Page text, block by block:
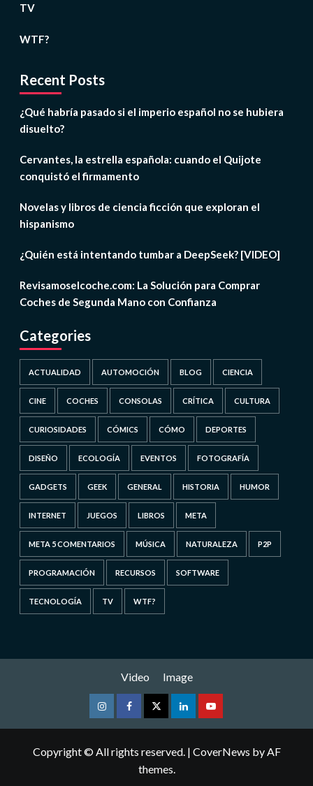
TV
WTF?
Recent Posts
¿Qué habría pasado si el imperio español no se hubiera
disuelto?
Cervantes, la estrella española: cuando el Quijote
conquistó el firmamento
Novelas y libros de ciencia ficción que exploran el
hispanismo
¿Quién está intentando tumbar a DeepSeek? [VIDEO]
Revisamoselcoche.com: La Solución para Comprar
Coches de Segunda Mano con Confianza
Categories
ACTUALIDAD AUTOMOCIÓN BLOG CIENCIA
CINE COCHES CONSOLAS CRÍTICA CULTURA
CURIOSIDADES CÓMICS CÓMO DEPORTES
DISEÑO ECOLOGÍA EVENTOS FOTOGRAFÍA
GADGETS GEEK GENERAL HISTORIA HUMOR
INTERNET JUEGOS LIBROS META
META 5 COMENTARIOS MÚSICA NATURALEZA P2P
PROGRAMACIÓN RECURSOS SOFTWARE
TECNOLOGÍA TV WTF?
Video Image
InstagramFacebookTwitterLinkedinYoutube
Copyright © All rights reserved. | CoverNews by AF
themes.